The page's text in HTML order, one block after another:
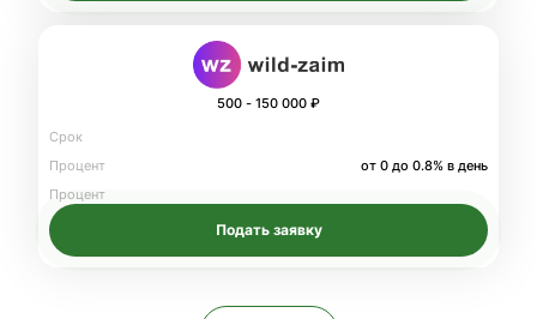
500 - 150 000 ₽
Срок
Процент
от 0 до 0.8% в день
Процент
Подать заявку